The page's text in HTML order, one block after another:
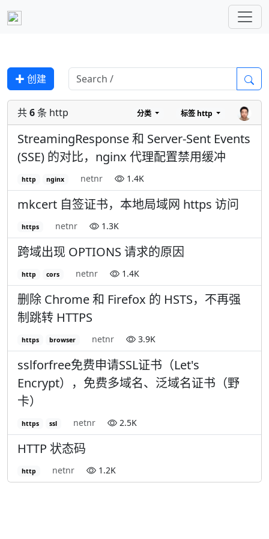
✚ 创建
共6条 http 分类 标签 http
StreamingResponse 和 Server-Sent Events
(SSE) 的对比，nginx 代理配置禁用缓冲
http nginx netnr 1.4K
mkcert 自签证书，本地局域网 https 访问
https netnr 1.3K
跨域出现 OPTIONS 请求的原因
http cors netnr 1.4K
删除 Chrome 和 Firefox 的 HSTS，不再强
制跳转 HTTPS
https browser netnr 3.9K
sslforfree免费申请SSL证书（Let's
Encrypt），免费多域名、泛域名证书（野
卡）
https ssl netnr 2.5K
HTTP 状态码
http netnr 1.2K